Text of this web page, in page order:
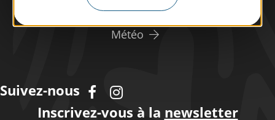
Espace éco-responsable
Météo
Suivez-nous
Inscrivez-vous à la newsletter